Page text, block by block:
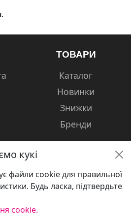
ТОВАРИ
Каталог
Новинки
Знижки
Бренди
кукі
файли cookie для правильної
Будь ласка, підтвердьте
cookie.